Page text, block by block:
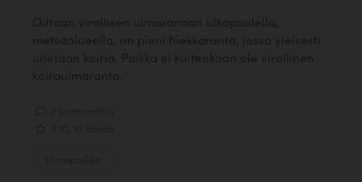
Oittaan virallisen uimarannan ulkopuolella,
metsäalueella, on pieni hiekkaranta, jossa yleisesti
uitetaan koiria. Paikka ei kuitenkaan ole virallinen
koirauimaranta.